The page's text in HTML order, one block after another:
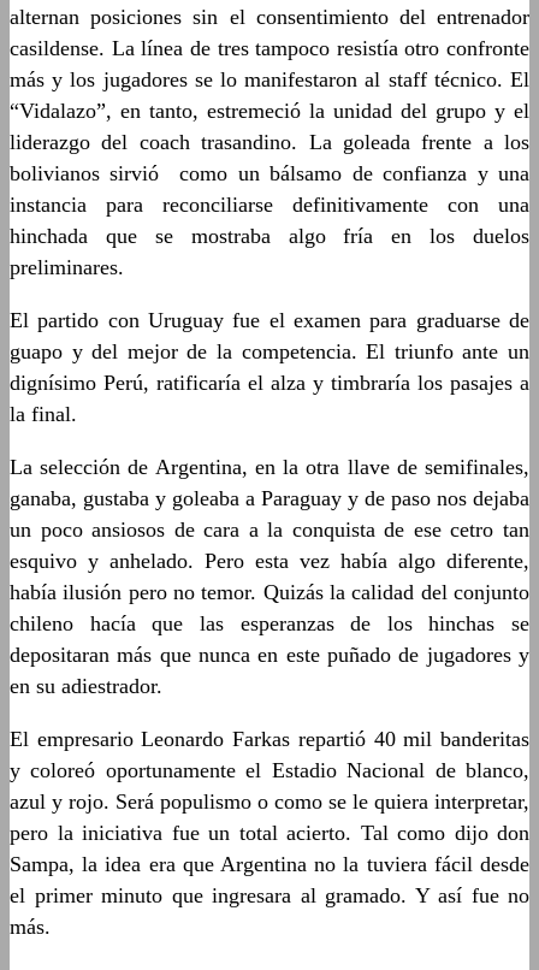
alternan posiciones sin el consentimiento del entrenador
casildense. La línea de tres tampoco resistía otro confronte
más y los jugadores se lo manifestaron al staff técnico. El
“Vidalazo”, en tanto, estremeció la unidad del grupo y el
liderazgo del coach trasandino. La goleada frente a los
bolivianos sirvió como un bálsamo de confianza y una
instancia para reconciliarse definitivamente con una
hinchada que se mostraba algo fría en los duelos
preliminares.
El partido con Uruguay fue el examen para graduarse de
guapo y del mejor de la competencia. El triunfo ante un
dignísimo Perú, ratificaría el alza y timbraría los pasajes a
la final.
La selección de Argentina, en la otra llave de semifinales,
ganaba, gustaba y goleaba a Paraguay y de paso nos dejaba
un poco ansiosos de cara a la conquista de ese cetro tan
esquivo y anhelado. Pero esta vez había algo diferente,
había ilusión pero no temor. Quizás la calidad del conjunto
chileno hacía que las esperanzas de los hinchas se
depositaran más que nunca en este puñado de jugadores y
en su adiestrador.
El empresario Leonardo Farkas repartió 40 mil banderitas
y coloreó oportunamente el Estadio Nacional de blanco,
azul y rojo. Será populismo o como se le quiera interpretar,
pero la iniciativa fue un total acierto. Tal como dijo don
Sampa, la idea era que Argentina no la tuviera fácil desde
el primer minuto que ingresara al gramado. Y así fue no
más.